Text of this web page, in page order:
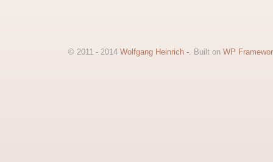
© 2011 - 2014 Wolfgang Heinrich -. Built on WP